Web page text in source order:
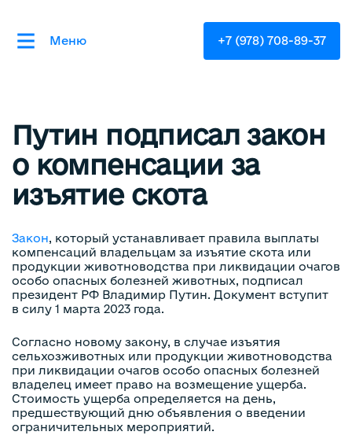
Меню +7 (978) 708-89-37
Путин подписал закон
о компенсации за
изъятие скота
Закон, который устанавливает правила выплаты
компенсаций владельцам за изъятие скота или
продукции животноводства при ликвидации очагов
особо опасных болезней животных, подписал
президент РФ Владимир Путин. Документ вступит
в силу 1 марта 2023 года.
Согласно новому закону, в случае изъятия
сельхозживотных или продукции животноводства
при ликвидации очагов особо опасных болезней
владелец имеет право на возмещение ущерба.
Стоимость ущерба определяется на день,
предшествующий дню объявления о введении
ограничительных мероприятий.